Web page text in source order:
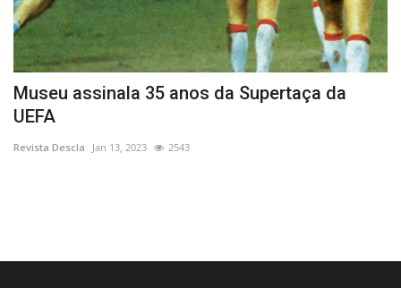
Museu assinala 35 anos da Supertaça da
UEFA
Revista Descla Jan 13, 2023 2543